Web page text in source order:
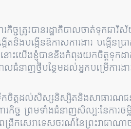
ត្រូវបានរដ្ឋាភិបាលចាត់ទុកជាវិ
ង្កើតនិងបង្កើនឱកាសការងារ ប
នោះយើងខ្ញុំបាននឹងកំពុងយកចិត្តទុក
ជំនាញថ្មីបន្ថែមដល់អ្នកបម្រើការ
កចិត្តដល់សិស្សនិស្សិតនិងសាធារណ
ច ព្រមទាំងជំនាញសិល្បៈនៃការចម្
រីកសេវាទេសចរណ៍នៃព្រះរាជាណា